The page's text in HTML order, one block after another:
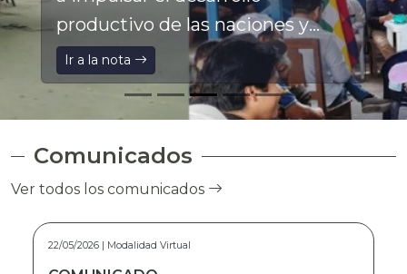
productivo de las naciones y
pueblos indígena originario
campesinos, el Director General
Ejecutivo a.i. del Fondo de
Desarrollo Indígena (FDI), Franz
Pinto Marca, participó en el
Ampliado Ordinario de la
Federación Especial Única de
Trabajadores Campesinos
Ir a la nota
Comunicados
Ver todos los comunicados
15/05/2026 | Modalidad Virtual